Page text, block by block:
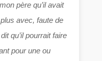
père qu’il avait
avec, faute de
qu’il pourrait faire
pour une ou